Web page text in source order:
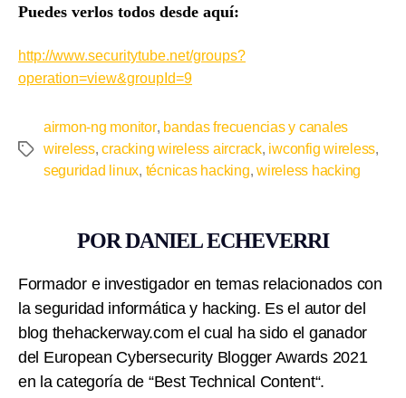
Puedes verlos todos desde aquí:
http://www.securitytube.net/groups?
operation=view&groupId=9
airmon-ng monitor, bandas frecuencias y canales
wireless,cracking wireless aircrack, iwconfig wireless,
seguridad linux, técnicas hacking,wireless hacking
POR DANIEL ECHEVERRI
Formador e investigador en temas relacionados con
la seguridad informática y hacking. Es el autor del
blog thehackerway.com el cual ha sido el ganador
del European Cybersecurity Blogger Awards 2021
en la categoría de “Best Technical Content“.